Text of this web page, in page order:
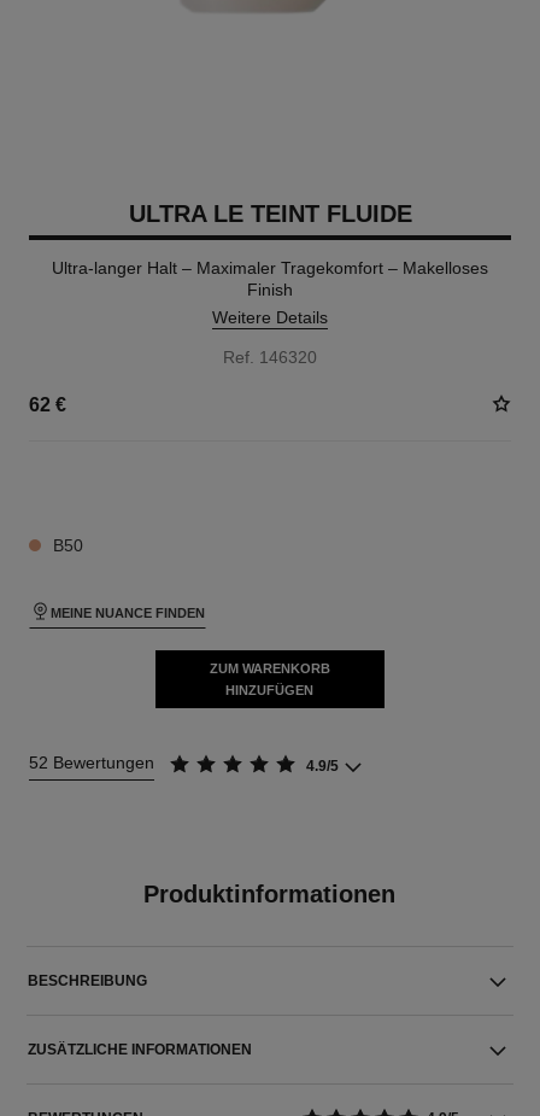
ULTRA LE TEINT FLUIDE
Ultra-langer Halt – Maximaler Tragekomfort – Makelloses
Finish
Weitere Details
Ref. 146320
62 €
B50
MEINE NUANCE FINDEN
ZUM WARENKORB
HINZUFÜGEN
52 Bewertungen 4.9/5
Produktinformationen
BESCHREIBUNG
ZUSÄTZLICHE INFORMATIONEN